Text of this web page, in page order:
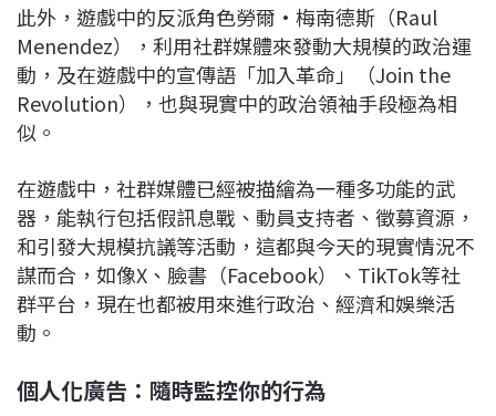
此外，遊戲中的反派角色勞爾·梅南德斯（Raul
Menendez），利用社群媒體來發動大規模的政治運
動，及在遊戲中的宣傳語「加入革命」（Join the
Revolution），也與現實中的政治領袖手段極為相
似。
在遊戲中，社群媒體已經被描繪為一種多功能的武
器，能執行包括假訊息戰、動員支持者、徵募資源，
和引發大規模抗議等活動，這都與今天的現實情況不
謀而合，如像X、臉書（Facebook）、TikTok等社
群平台，現在也都被用來進行政治、經濟和娛樂活
動。
個人化廣告：隨時監控你的行為